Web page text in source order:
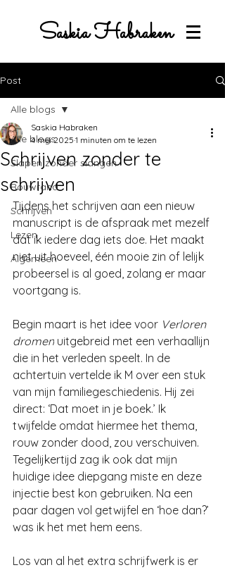
Saskia Habraken
Post
Alle blogs
Slapen zonder slangen
Rouwrand
Schrijven
Lezen
Algemeen
Alle blogs
Schrijven zonder te
schrijven
Saskia Habraken
4 mei 2025 1 minuten om te lezen
Tijdens het schrijven aan een nieuw
manuscript is de afspraak met mezelf
dat ik iedere dag iets doe. Het maakt
niet uit hoeveel, één mooie zin of lelijk
probeersel is al goed, zolang er maar
voortgang is.
Begin maart is het idee voor Verloren
dromen uitgebreid met een verhaallijn
die in het verleden speelt. In de
achtertuin vertelde ik M over een stuk
van mijn familiegeschiedenis. Hij zei
direct: ‘Dat moet in je boek.’ Ik
twijfelde omdat hiermee het thema,
rouw zonder dood, zou verschuiven.
Tegelijkertijd zag ik ook dat mijn
huidige idee diepgang miste en deze
injectie best kon gebruiken. Na een
paar dagen vol getwijfel en ‘hoe dan?’
was ik het met hem eens.
Los van al het extra schrijfwerk is er